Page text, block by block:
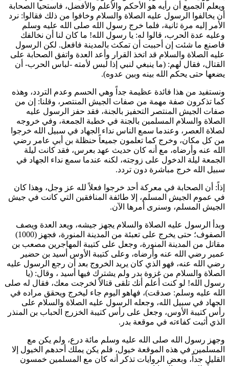
ويعلم الجميع أن رأيه هو الأحكم والأعلم والأفضل، فاستحيا الصحابة
أن يخالفوا الرسول عليه الصلاة والسلام وخافوا من ذلك فقالوا: نرد
الأمر إليه مرة ثانية، فلما خرج رسول الله صلى الله عليه وسلم
وعليه عدة الحرب، قالوا له: يا رسول الله! ما كان لنا أن نخالفك
فاصنع ما شئت إن أحببت أن تمكث بالمدينة فافعل. لكن الرسول
عليه الصلاة والسلام قد اتخذ القرار وأعد العدة واتفق الصحابة على
القتال، فقال لهم: (ما ينبغي لنبي إذا لبس لأمته -لباس الحرب- أن
يضعها حتى يحكم الله بينه وبين عدوه).
ونستفيد من هذا فائدة عظيمة جداً وهي الحسم وعدم التردد، وهذه
كما تذكرون صفة مهمة من صفات الجيش المنتصر، وقلنا: إن من
صفات الجيش المنتصر التحفيز بالجنة، فقد حفز الرسول عليه
الصلاة والسلام المسلمين بالجنة في خطبة الجمعة، وفي خروجه
لصلاة العصر، وعندما سمع الناس نداء الجهاد في سبيل الله خرجوا
من كل مكان، وخرج كما تعلمون جميعاً حنظلة بن أبي عامر رضي
الله عنه وأرضاه، مع أنه كان حديث عهد بعرس، فقد كانت ليلة
الجمعة ليلة الدخول على زوجته، لكنه عندما سمع نداء الجهاد في
سبيل الله خرج مباشرة دون تردد.
إذاً: أن الصحابة في معركة أحد خرجوا فعلاً لله عز وجل، وهذا كان
في عموم الجيش المسلم، إلا طائفة المنافقين التي كانت في جيش
الجيش المسلم، وسنرى أمرها الآن.
وبدأ الرسول عليه الصلاة والسلام يجهز جيشه، ويعد العدة ويصف
الصفوف؛ حتى يخرج على تعبئة من المدينة المنورة، فجهز (1000)
مقاتل من المدينة المنورة، وجعل على كتيبة المهاجرين مصعب بن
عمير رضي الله عنه وأرضاه، وعلى كتيبة الأوس أسيد بن حضير
رضي الله عنه، فهو الذي كان يريد الخروج بعد أن رجع الرسول عليه
الصلاة والسلام من غزوة بدر ولم يشترك فيها أسيد ، وقال: (يا
رسول الله! لو كنت أعلم أنك تلقى قتالاً لخرجت معك، فقال له صلى
الله عليه وسلم: صدقت)، فهاهو اليوم جاء ليخرج ويحقق مراده في
الجهاد في سبيل الله، وجعله الرسول عليه الصلاة والسلام على
رأس كتيبة الأوس، وجعل على رأس كتيبة الخزرج الحباب بن المنذر
الذي أثبت كفاءته في موقعة بدر.
وجهز رسول الله صلى الله عليه وسلم مائة درع، ولم يكن مع
المسلمين في هذه الموقعة خيول، فلم يكن يملك أحدهم الخيول إلا
القليل جداً، وبعض الروايات تذكر أنه كان مع المسلمين خمسون